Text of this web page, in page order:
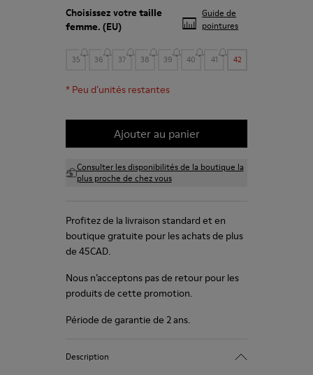
Choisissez votre taille
femme. (EU)
Guide de
pointures
35 36 37 38 39 40 41 42
* Peu d’unités restantes
Ajouter au panier
Consulter les disponibilités de la boutique la
plus proche de chez vous
Profitez de la livraison standard et en
boutique gratuite pour les achats de plus
de 45CAD.
Nous n’acceptons pas de retour pour les
produits de cette promotion.
Période de garantie de 2 ans.
Description